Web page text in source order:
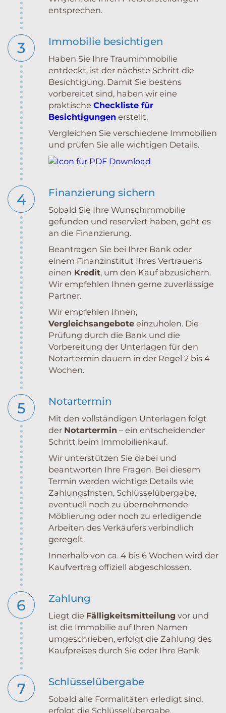
entsprechen.
3 Immobilie besichtigen
Haben Sie Ihre Traumimmobilie
entdeckt, ist der nächste Schritt die
Besichtigung. Damit Sie bestens
vorbereitet sind, haben wir eine
praktische Checkliste für
Besichtigungen erstellt.
Vergleichen Sie verschiedene Immobilien
und prüfen Sie alle wichtigen Details.
4 Finanzierung sichern
Sobald Sie Ihre Wunschimmobilie
gefunden und reserviert haben, geht es
an die Finanzierung.
Beantragen Sie bei Ihrer Bank oder
einem Finanzinstitut Ihres Vertrauens
einen Kredit, um den Kauf abzusichern.
Wir empfehlen Ihnen gerne zuverlässige
Partner.
Wir empfehlen Ihnen,
Vergleichsangebote einzuholen. Die
Prüfung durch die Bank und die
Vorbereitung der Unterlagen für den
Notartermin dauern in der Regel 2 bis 4
Wochen.
5 Notartermin
Mit den vollständigen Unterlagen folgt
der Notartermin – ein entscheidender
Schritt beim Immobilienkauf.
Wir unterstützen Sie dabei und
beantworten Ihre Fragen. Bei diesem
Termin werden wichtige Details wie
Zahlungsfristen, Schlüsselübergabe,
eventuell noch zu übernehmende
Möblierung oder noch zu erledigende
Arbeiten des Verkäufers verbindlich
geregelt.
Innerhalb von ca. 4 bis 6 Wochen wird der
Kaufvertrag offiziell abgeschlossen.
6 Zahlung
Liegt die Fälligkeitsmitteilung vor und
ist die Immobilie auf Ihren Namen
umgeschrieben, erfolgt die Zahlung des
Kaufpreises durch Sie oder Ihre Bank.
7 Schlüsselübergabe
Sobald alle Formalitäten erledigt sind,
erfolgt die Schlüsselübergabe.